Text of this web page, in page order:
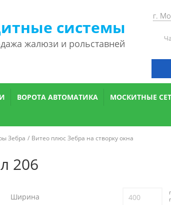
системы
жалюзи и рольставней
г.
ВОРОТА АВТОМАТИКА МОСКИТНЫЕ
Зебра Витео плюс Зебра на створку окна
206
Ширина